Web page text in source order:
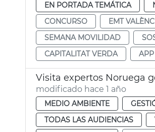
EN PORTADA TEMÁTICA
CONCURSO
EMT
SEMANA MOVILIDAD
CAPITALITAT VERDA
Visita expertos Noruega
modificado hace 1 año
MEDIO AMBIENTE
TODAS LAS AUDIENCIAS